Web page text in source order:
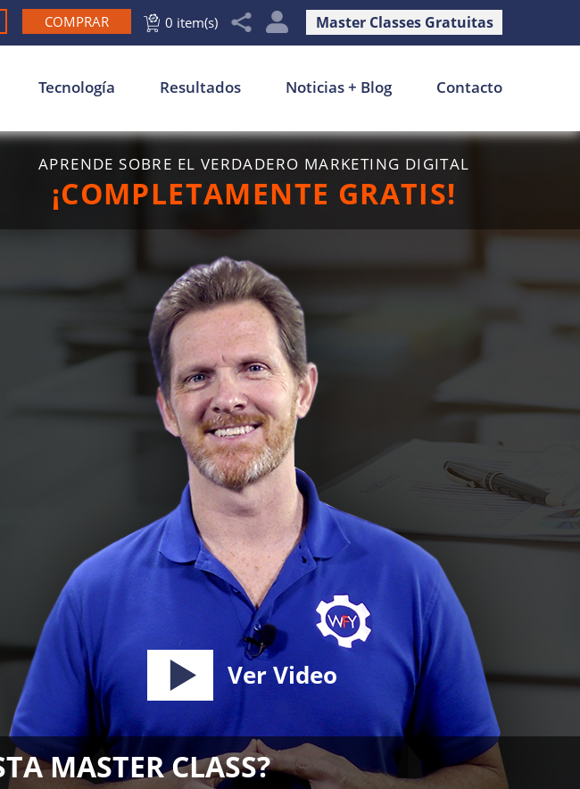
Master Classes Gratuitas
0 item(s)
COMPRAR
Tecnología Resultados Noticias + Blog Contacto
APRENDE SOBRE EL VERDADERO MARKETING DIGITAL
¡COMPLETAMENTE GRATIS!
Ver Video
MASTER CLASS?